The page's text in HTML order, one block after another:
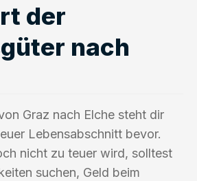
der
nach
Graz nach Elche steht dir
Lebensabschnitt bevor.
nicht zu teuer wird, solltest
suchen, Geld beim